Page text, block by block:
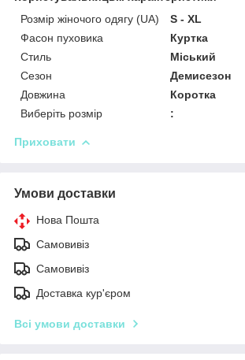
Розмір жіночого одягу (UA)
S - XL
Фасон пуховика
Куртка
Стиль
Міський
Сезон
Демисезон
Довжина
Коротка
Виберіть розмір
:
Приховати
Умови доставки
Нова Пошта
Самовивіз
Самовивіз
Доставка кур'єром
Всі умови доставки